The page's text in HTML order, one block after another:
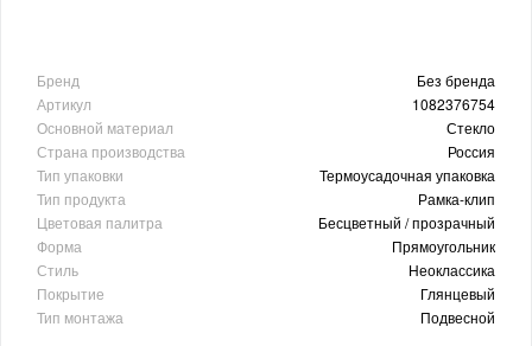
Бренд
Без бренда
Артикул
1082376754
Основной материал
Стекло
Страна производства
Россия
Тип упаковки
Термоусадочная упаковка
Тип продукта
Рамка-клип
Цветовая палитра
Бесцветный / прозрачный
Форма
Прямоугольник
Стиль
Неоклассика
Покрытие
Глянцевый
Тип монтажа
Подвесной